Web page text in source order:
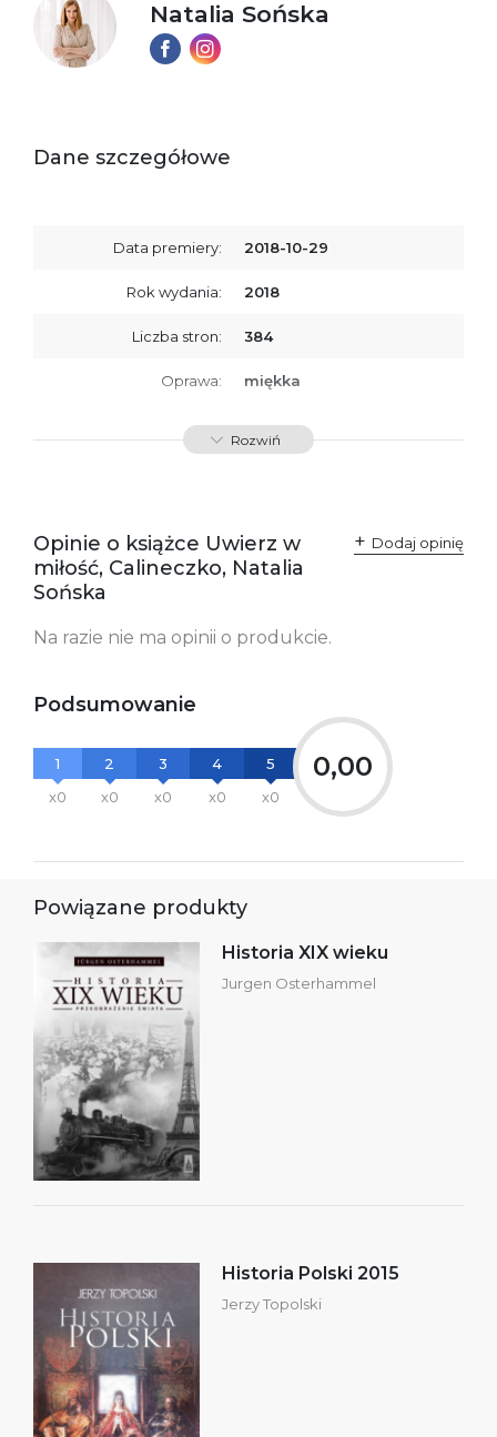
Natalia Sońska
Dane szczegółowe
Data premiery: 2018-10-29
Rok wydania: 2018
Liczba stron: 384
Oprawa: miękka
ISBN 9788379760237
odpowiedzialne za
zgodność produktu z
przepisami:
ul. Fredry 8
61-701 Poznań
bezpieczeństwa:
Rozwiń
Opinie o książce Uwierz w
miłość, Calineczko, Natalia
Sońska
Dodaj opinię
Na razie nie ma opinii o produkcie.
Podsumowanie
1
x0
2
x0
3
x0
4
x0
5
x0
0,00
Powiązane produkty
Historia XIX wieku
Jurgen Osterhammel
Historia Polski 2015
Jerzy Topolski